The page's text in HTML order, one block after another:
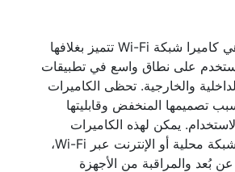
الكاميرا المقببة هي كاميرا شبكة Wi-Fi تتميز بغلافها
على نطاق واسع في تطبيقات
والخارجية. تحظى الكاميرات
تصميمها المنخفض وقابليتها
يمكن لهذه الكاميرات
الاتصال لاسلكيًا بشبكة محلية أو الإنترنت عبر Wi-Fi،
بُعد والمراقبة من الأجهزة